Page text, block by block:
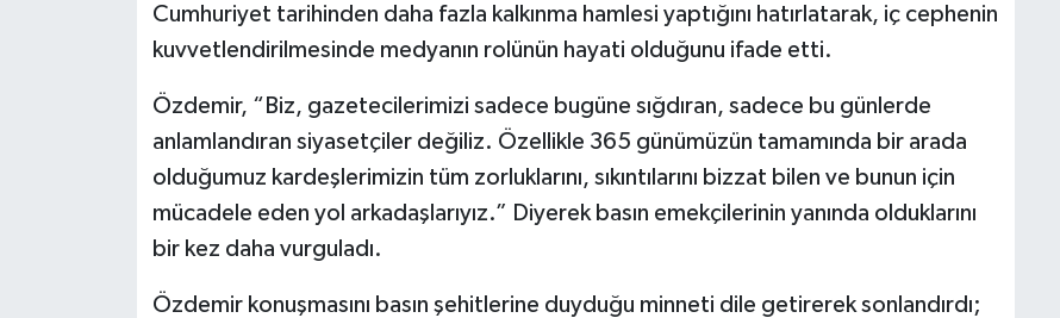
Cumhuriyet tarihinden daha fazla kalkınma hamlesi yaptığını hatırlatarak, iç cephenin
kuvvetlendirilmesinde medyanın rolünün hayati olduğunu ifade etti.
Özdemir, “Biz, gazetecilerimizi sadece bugüne sığdıran, sadece bu günlerde
anlamlandıran siyasetçiler değiliz. Özellikle 365 günümüzün tamamında bir arada
olduğumuz kardeşlerimizin tüm zorluklarını, sıkıntılarını bizzat bilen ve bunun için
mücadele eden yol arkadaşlarıyız.” Diyerek basın emekçilerinin yanında olduklarını
bir kez daha vurguladı.
Özdemir konuşmasını basın şehitlerine duyduğu minneti dile getirerek sonlandırdı;